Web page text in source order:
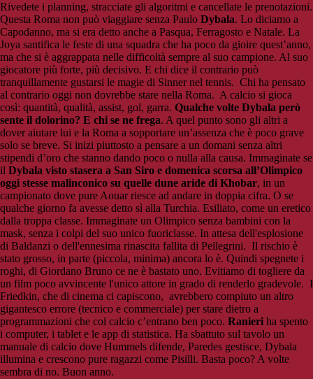
Rivedete i planning, stracciate gli algoritmi e cancellate le prenotazioni.
Questa Roma non può viaggiare senza Paulo Dybala. Lo diciamo a
Capodanno, ma si era detto anche a Pasqua, Ferragosto e Natale. La
Joya santifica le feste di una squadra che ha poco da gioire quest’anno,
ma che si è aggrappata nelle difficoltà sempre al suo campione. Al suo
giocatore più forte, più decisivo. E chi dice il contrario può
tranquillamente gustarsi le magie di Sinner nel tennis. Chi ha pensato
al contrario oggi non dovrebbe stare nella Roma. A calcio si gioca
così: quantità, qualità, assist, gol, garra. Qualche volte Dybala però
sente il dolorino? E chi se ne frega. A quel punto sono gli altri a
dover aiutare lui e la Roma a sopportare un’assenza che è poco grave
solo se breve. Si inizi piuttosto a pensare a un domani senza altri
stipendi d’oro che stanno dando poco o nulla alla causa. Immaginate se
il Dybala visto stasera a San Siro e domenica scorsa all’Olimpico
oggi stesse malinconico su quelle dune aride di Khobar, in un
campionato dove pure Aouar riesce ad andare in doppia cifra. O se
qualche giorno fa avesse detto sì alla Turchia. Esiliato, come un eretico
dalla troppa classe. Immaginate un Olimpico senza bambini con la
mask, senza i colpi del suo unico fuoriclasse. In attesa dell'esplosione
di Baldanzi o dell'ennesima rinascita fallita di Pellegrini. Il rischio è
stato grosso, in parte (piccola, minima) ancora lo è. Quindi spegnete i
roghi, di Giordano Bruno ce ne è bastato uno. Evitiamo di togliere da
un film poco avvincente l'unico attore in grado di renderlo gradevole. I
Friedkin, che di cinema ci capiscono, avrebbero compiuto un altro
gigantesco errore (tecnico e commerciale) per stare dietro a
programmazioni che col calcio c’entrano ben poco. Ranieri ha spento
i computer, i tablet e le app di statistica. Ha sbattuto sul tavolo un
manuale di calcio dove Hummels difende, Paredes gestisce, Dybala
illumina e crescono pure ragazzi come Pisilli. Basta poco? A volte
sembra di no. Buon anno.